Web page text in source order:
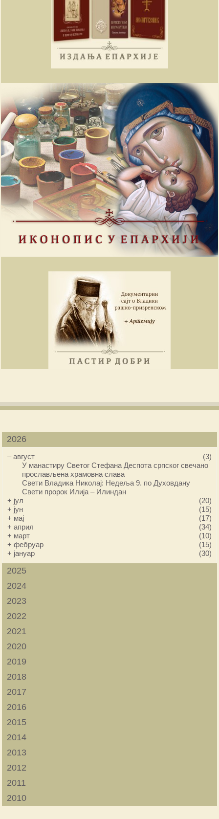
2026
–август
(3)
У манастиру Светог Стефана Деспота српског свечано
прослављена храмовна слава
Свети Владика Николај: Недеља 9. по Духовдану
Свети пророк Илија – Илиндан
+ јул
(20)
+ јун
(15)
+ мај
(17)
+април
(34)
+ март
(10)
+фебруар
(15)
+ јануар (30)
2025
2024
2023
2022
2021
2020
2019
2018
2017
2016
2015
2014
2013
2012
2011
2010